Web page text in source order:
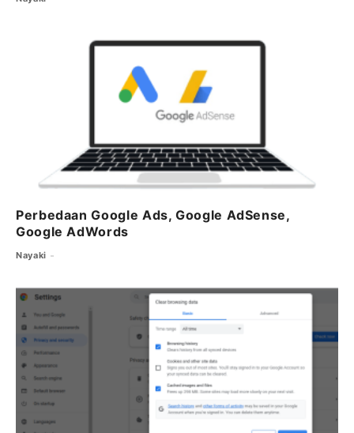
Perbedaan Google Ads, Google AdSense,
Google AdWords
Nayaki